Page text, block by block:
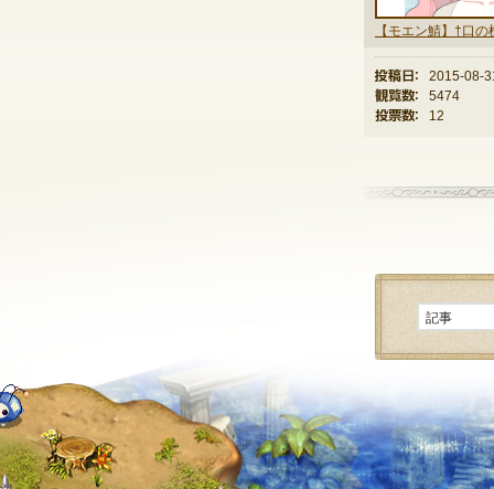
投稿日：
2015-08-
観覧数：
5474
投票数：
12